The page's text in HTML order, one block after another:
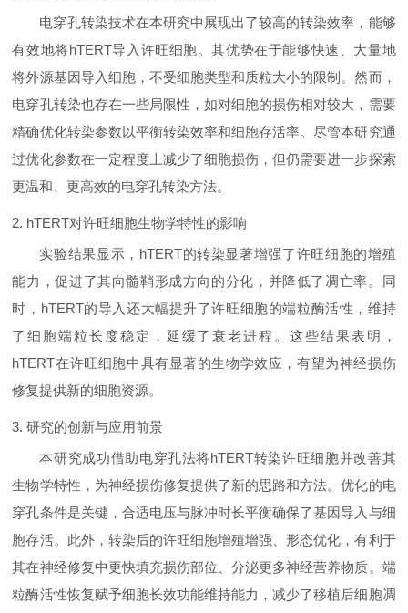
电穿孔转染技术在本研究中展现出了较高的转染效率，能够
有效地将hTERT导入许旺细胞。其优势在于能够快速、大量地
将外源基因导入细胞，不受细胞类型和质粒大小的限制。然而，
电穿孔转染也存在一些局限性，如对细胞的损伤相对较大，需要
精确优化转染参数以平衡转染效率和细胞存活率。尽管本研究通
过优化参数在一定程度上减少了细胞损伤，但仍需要进一步探索
更温和、更高效的电穿孔转染方法。
2. hTERT对许旺细胞生物学特性的影响
实验结果显示，hTERT的转染显著增强了许旺细胞的增殖
能力，促进了其向髓鞘形成方向的分化，并降低了凋亡率。同
时，hTERT的导入还大幅提升了许旺细胞的端粒酶活性，维持
了细胞端粒长度稳定，延缓了衰老进程。这些结果表明，
hTERT在许旺细胞中具有显著的生物学效应，有望为神经损伤
修复提供新的细胞资源。
3. 研究的创新与应用前景
本研究成功借助电穿孔法将hTERT转染许旺细胞并改善其
生物学特性，为神经损伤修复提供了新的思路和方法。优化的电
穿孔条件是关键，合适电压与脉冲时长平衡确保了基因导入与细
胞存活。此外，转染后的许旺细胞增殖增强、形态优化，有利于
其在神经修复中更快填充损伤部位、分泌更多神经营养物质。端
粒酶活性恢复赋予细胞长效功能维持能力，减少了移植后细胞凋